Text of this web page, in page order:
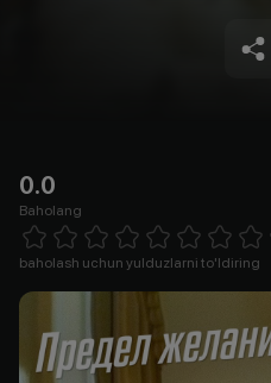
0.0
Baholang
1 Star 2 Stars 3 Stars 4 Stars5 Stars 6 Stars7 Stars8 Stars
baholash uchun yulduzlarni to'ldiring